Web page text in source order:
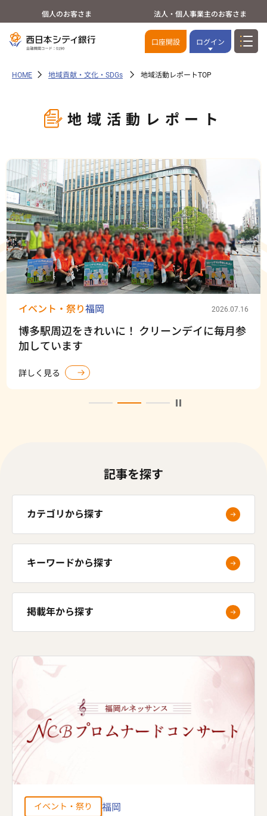
個人のお客さま 法人・個人事業主のお客さま
口座開設 ログイン
HOME 地域貢献・文化・SDGs 地域活動レポートTOP
地域活動レポート
イベント・祭り福岡 2026.07.16
博多駅周辺をきれいに！ クリーンデイに毎月参
加しています
詳しく見る
記事を探す
カテゴリから探す
キーワードから探す
掲載年から探す
イベント・祭り 福岡